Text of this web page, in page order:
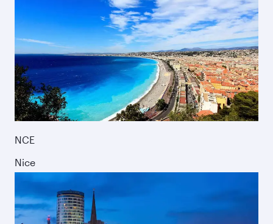
NCE
Nice